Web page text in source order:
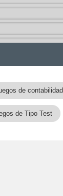
de contabilidad
de Tipo Test